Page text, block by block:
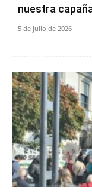
nuestra
5 de julio de 2026